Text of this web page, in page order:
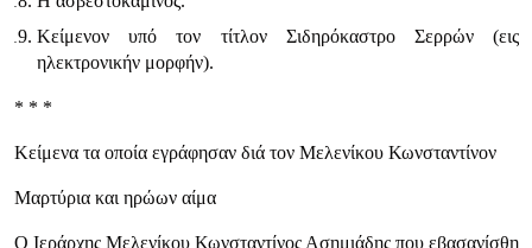
Κείμενον υπό τον τίτλον Σιδηρόκαστρο Σερρών (εις
ηλεκτρονικήν μορφήν).
* * *
Κείμενα τα οποία εγράφησαν διά τον Μελενίκου Κωνσταντίνον
Μαρτύρια και ηρώων αίμα
Ο Ιεράρχης Μελενίκου Κωνσταντίνος Ασημιάδης που εβασανίσθη